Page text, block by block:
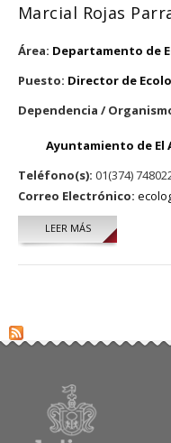
Marcial Rojas
Área: Departamento de
Puesto: Director de
Dependencia /
Ayuntamiento de El
Teléfono(s): 01(374)
Correo Electrónico:
LEER MÁSSOBRE MARCIAL